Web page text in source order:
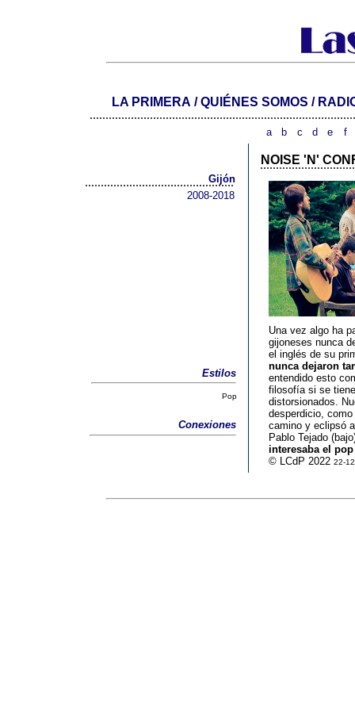
NOISE 'N'
Estilos
Pop
...............................................
2008-2018
LA PRIMERA / QUIÉNES SOMOS /
Una vez algo ha
gijoneses nunca
el inglés de su
nunca dejaron
entendido esto
filosofía si se
distorsionados.
desperdicio,
camino y eclipsó
Pablo Tejado
interesaba el
© LCdP 2022 22-
a b c d e f
Conexiones
Gijón